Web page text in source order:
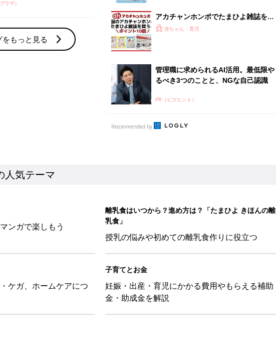
気テーマ
離乳食はいつから？進め方は？「たまひよ きほんの離
授乳の悩みや初めての離乳食作りに役立つ
子育てとお金
妊娠・出産・育児にかかる費用やもらえる補助
金・助成金を解説
ビー「絵本コラボが激かわ！」「肌着・パジャマ・Tシャツも！」買うべき夏アイテム
児
れはこんな人 365日のお誕生日占い【鏡リュウジ監修】
児
GU…「一目ぼれした」「体形カバーができる」この夏大人気の主役級キャミソール5選